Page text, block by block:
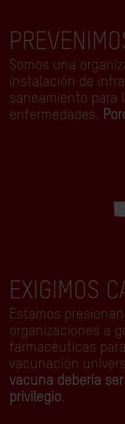
Somos una
instalación de
saneamiento para
enfermedades.
EXIGIMOS
Estamos
organizaciones a
farmacéuticas
vacunación
vacuna debería
privilegio.